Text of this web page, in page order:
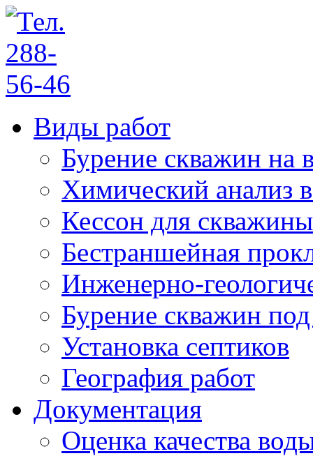
Виды работ
Бурение скважин на
Химический анализ
Кессон для скважины
Бестраншейная
Инженерно-
Бурение скважин
Установка септиков
География работ
Документация
Оценка качества